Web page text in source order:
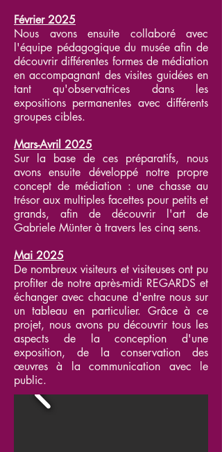
Février 2025
Nous avons ensuite collaboré avec
l'équipe pédagogique du musée afin de
découvrir différentes formes de médiation
en accompagnant des visites guidées en
tant qu'observatrices dans les
expositions permanentes avec différents
groupes cibles.
Mars-Avril 2025
Sur la base de ces préparatifs, nous
avons ensuite développé notre propre
concept de médiation : une chasse au
trésor aux multiples facettes pour petits et
grands, afin de découvrir l'art de
Gabriele Münter à travers les cinq sens.
Mai 2025
De nombreux visiteurs et visiteuses ont pu
profiter de notre après-midi REGARDS et
échanger avec chacune d'entre nous sur
un tableau en particulier. Grâce à ce
projet, nous avons pu découvrir tous les
aspects de la conception d'une
exposition, de la conservation des
œuvres à la communication avec le
public.